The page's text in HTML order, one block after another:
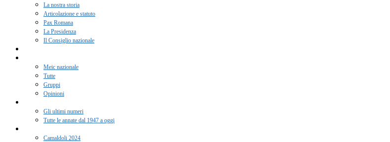
La nostra storia
Articolazione e statuto
Pax Romana
La Presidenza
Il Consiglio nazionale
Meic nazionale
Tutte
Gruppi
Opinioni
Gli ultimi numeri
Tutte le annate dal 1947 a oggi
Camaldoli 2024